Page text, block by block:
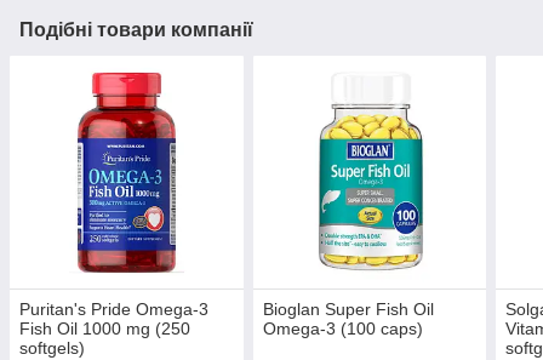
Подібні товари компанії
Puritan's Pride Omega-3
Fish Oil 1000 mg (250
softgels)
Bioglan Super Fish Oil
Omega-3 (100 caps)